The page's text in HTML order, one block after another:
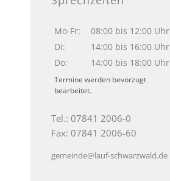
Mo-Fr:
08:00 bis 12:00 Uhr
Di:
14:00 bis 16:00 Uhr
Do:
14:00 bis 18:00 Uhr
Termine werden bevorzugt
bearbeitet.
Tel.: 07841 2006-0
Fax: 07841 2006-60
gemeinde@lauf-schwarzwald.de